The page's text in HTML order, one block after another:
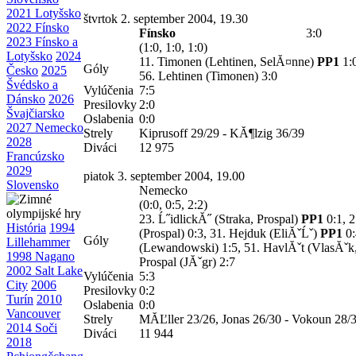
2021 Lotyšsko
2022 Fínsko
2023 Fínsko a
Lotyšsko 2024
Česko 2025
Švédsko a
Dánsko 2026
Švajčiarsko
2027 Nemecko
2028
Francúzsko
2029
Slovensko
História 1994
Lillehammer
1998 Nagano
2002 Salt Lake
City 2006
Turín 2010
Vancouver
2014 Soči
2018
štvrtok 2. september 2004, 19.30
Fínsko
3:0
(1:0, 1:0, 1:0)
Góly
11. Timonen (Lehtinen, SelĂ¤nne) PP1
56. Lehtinen (Timonen) 3:0
Vylúčenia 7:5
Presilovky 2:0
Oslabenia 0:0
Strely
Kiprusoff 29/29 - KĂ¶lzig 36/39
Diváci
12 975
piatok 3. september 2004, 19.00
Nemecko
(0:0, 0:5, 2:2)
Góly
23. Ĺ˝idlickĂ˝ (Straka, Prospal) PP1 0:1,
(Prospal) 0:3, 31. Hejduk (EliĂˇĹˇ) PP1
(Lewandowski) 1:5, 51. HavlĂˇt
Prospal (JĂˇgr) 2:7
Vylúčenia 5:3
Presilovky0:2
Oslabenia 0:0
Strely
MĂĽller 23/26, Jonas 26/30 - Vokoun 28/
Diváci
11 944